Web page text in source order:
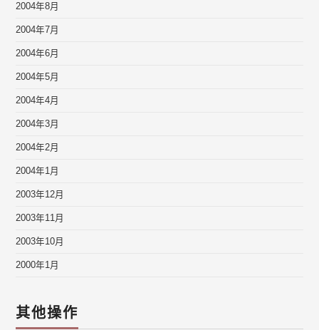
2004年8月
2004年7月
2004年6月
2004年5月
2004年4月
2004年3月
2004年2月
2004年1月
2003年12月
2003年11月
2003年10月
2000年1月
其他操作